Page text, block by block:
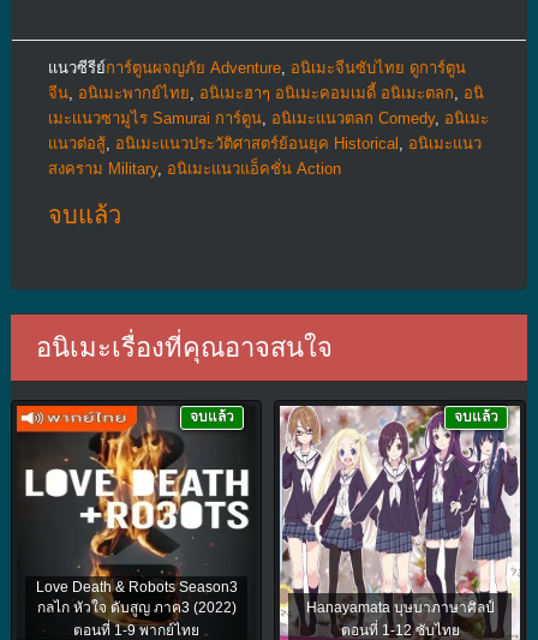
แนวซีรีย์การ์ตูนผจญภัย Adventure, อนิเมะจีนซับไทย ดูการ์ตูน
จีน, อนิเมะพากย์ไทย อนิเมะฮาๆ อนิเมะคอมเมดี้ อนิเมะตลก
อนิ
เมะแนวซามูไร Samurai การ์ตูน, อนิเมะแนวตลก Comedy, อนิเมะ
แนวต่อสู้, อนิเมะแนวประวัติศาสตร์ย้อนยุค Historical
อนิเมะแนว
สงคราม Military, อนิเมะแนวแอ็คชั่น Action
จบแล้ว
อนิเมะเรื่องที่คุณอาจสนใจ
Love Death & Robots Season3
กลไก หัวใจ ดับสูญ ภาค3 (2022)
ตอนที่ 1-9 พากย์ไทย
จบแล้ว
Hanayamata บุษบาภาษาศิลป์
ตอนที่ 1-12 ซับไทย
จบแล้ว